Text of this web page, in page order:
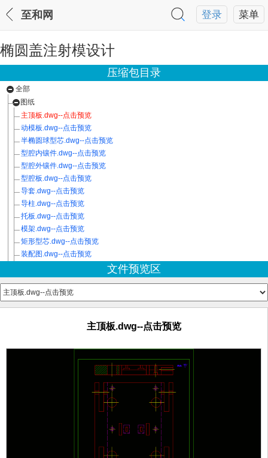
菜单
登录
至和网
椭圆盖注射模设计
压缩包目录
全部
图纸
主顶板.dwg--点击预览
动模板.dwg--点击预览
半椭圆球型芯.dwg--点击预览
型腔内镶件.dwg--点击预览
型腔外镶件.dwg--点击预览
型腔板.dwg--点击预览
导套.dwg--点击预览
导柱.dwg--点击预览
托板.dwg--点击预览
模架.dwg--点击预览
矩形型芯.dwg--点击预览
装配图.dwg--点击预览
毕业设计说明书.doc--点击预览
文件预览区
主顶板.dwg--点击预览